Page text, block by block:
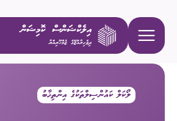
ލޯކަލް ކައުންސިލްތަކުގެ އިންތިޚާބު